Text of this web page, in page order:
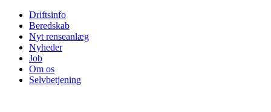
Driftsinfo
Beredskab
Nyt renseanlæg
Nyheder
Job
Om os
Selvbetjening